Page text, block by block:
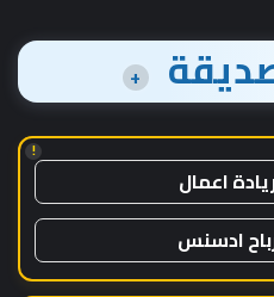
+
!
اعمال
ادسنس